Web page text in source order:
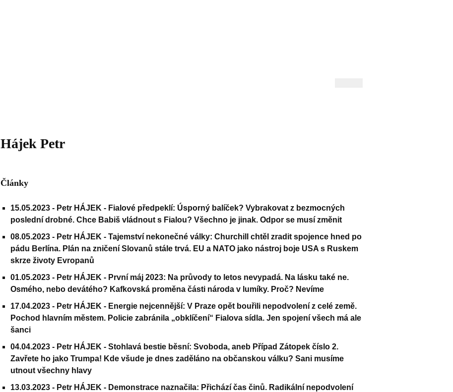
Hájek Petr
Články
15.05.2023 - Petr HÁJEK - Fialové předpeklí: Úsporný balíček? Vybrakovat z bezmocných
poslední drobné. Chce Babiš vládnout s Fialou? Všechno je jinak. Odpor se musí změnit
08.05.2023 - Petr HÁJEK - Tajemství nekonečné války: Churchill chtěl zradit spojence hned po
pádu Berlína. Plán na zničení Slovanů stále trvá. EU a NATO jako nástroj boje USA s Ruskem
skrze životy Evropanů
01.05.2023 - Petr HÁJEK - První máj 2023: Na průvody to letos nevypadá. Na lásku také ne.
Osmého, nebo devátého? Kafkovská proměna části národa v lumíky. Proč? Nevíme
17.04.2023 - Petr HÁJEK - Energie nejcennější: V Praze opět bouřili nepodvolení z celé země.
Pochod hlavním městem. Policie zabránila „obklíčení“ Fialova sídla. Jen spojení všech má ale
šanci
04.04.2023 - Petr HÁJEK - Stohlavá bestie běsní: Svoboda, aneb Případ Zátopek číslo 2.
Zavřete ho jako Trumpa! Kde všude je dnes zaděláno na občanskou válku? Sani musíme
utnout všechny hlavy
13.03.2023 - Petr HÁJEK - Demonstrace naznačila: Přichází čas činů. Radikální nepodvolení